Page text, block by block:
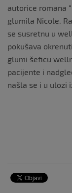
autorice romana
glumila Nicole.
se susretnu u
pokušava
glumi šeficu
pacijente i
našla se i u ulozi